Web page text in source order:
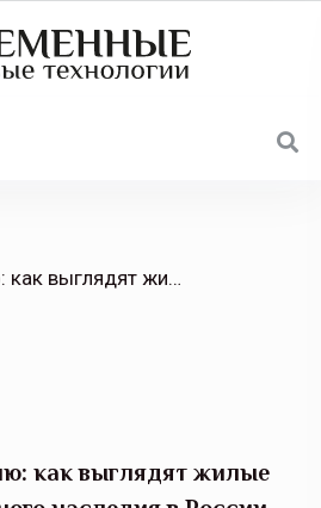
/ Попасть в историю: как выглядят жилые объекты культурного наследия в России
как выглядят жилые